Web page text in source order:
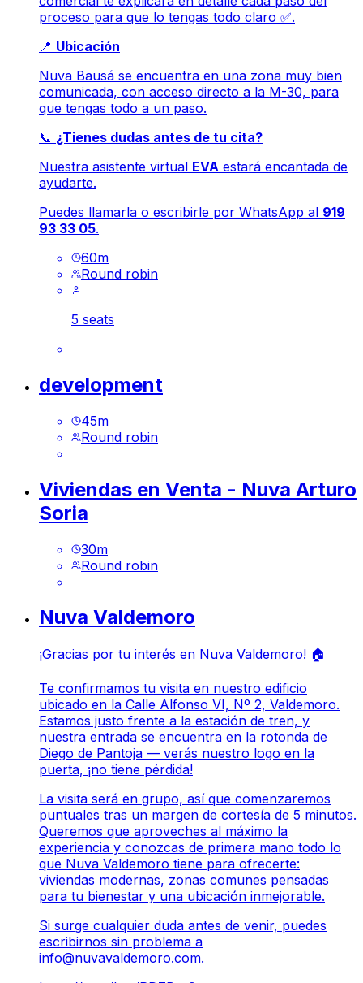
proceso para que lo tengas todo claro ✅.
📍 Ubicación
Nuva Bausá se encuentra en una zona muy bien
comunicada, con acceso directo a la M-30, para
que tengas todo a un paso.
📞 ¿Tienes dudas antes de tu cita?
Nuestra asistente virtual EVA estará encantada de
ayudarte.
Puedes llamarla o escribirle por WhatsApp al 919
93 33 05.
60m
Round robin
5 seats
development
45m
Round robin
Viviendas en Venta - Nuva Arturo
Soria
30m
Round robin
Nuva Valdemoro
¡Gracias por tu interés en Nuva Valdemoro! 🏠
Te confirmamos tu visita en nuestro edificio
ubicado en la Calle Alfonso VI, Nº 2, Valdemoro.
Estamos justo frente a la estación de tren, y
nuestra entrada se encuentra en la rotonda de
Diego de Pantoja — verás nuestro logo en la
puerta, ¡no tiene pérdida!
La visita será en grupo, así que comenzaremos
puntuales tras un margen de cortesía de 5 minutos.
Queremos que aproveches al máximo la
experiencia y conozcas de primera mano todo lo
que Nuva Valdemoro tiene para ofrecerte:
viviendas modernas, zonas comunes pensadas
para tu bienestar y una ubicación inmejorable.
Si surge cualquier duda antes de venir, puedes
escribirnos sin problema a
info@nuvavaldemoro.com.